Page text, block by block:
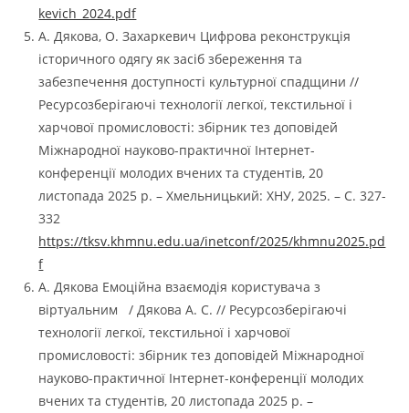
kevich_2024.pdf
А. Дякова, О. Захаркевич Цифрова реконструкція
історичного одягу як засіб збереження та
забезпечення доступності культурної спадщини //
Ресурсозберігаючі технології легкої, текстильної і
харчової промисловості: збірник тез доповідей
Міжнародної науково-практичної Інтернет-
конференції молодих вчених та студентів, 20
листопада 2025 р. – Хмельницький: ХНУ, 2025. – С. 327-
332
https://tksv.khmnu.edu.ua/inetconf/2025/khmnu2025.pd
f
А. Дякова Емоційна взаємодія користувача з
віртуальним / Дякова А. С. // Ресурсозберігаючі
технології легкої, текстильної і харчової
промисловості: збірник тез доповідей Міжнародної
науково-практичної Інтернет-конференції молодих
вчених та студентів, 20 листопада 2025 р. –